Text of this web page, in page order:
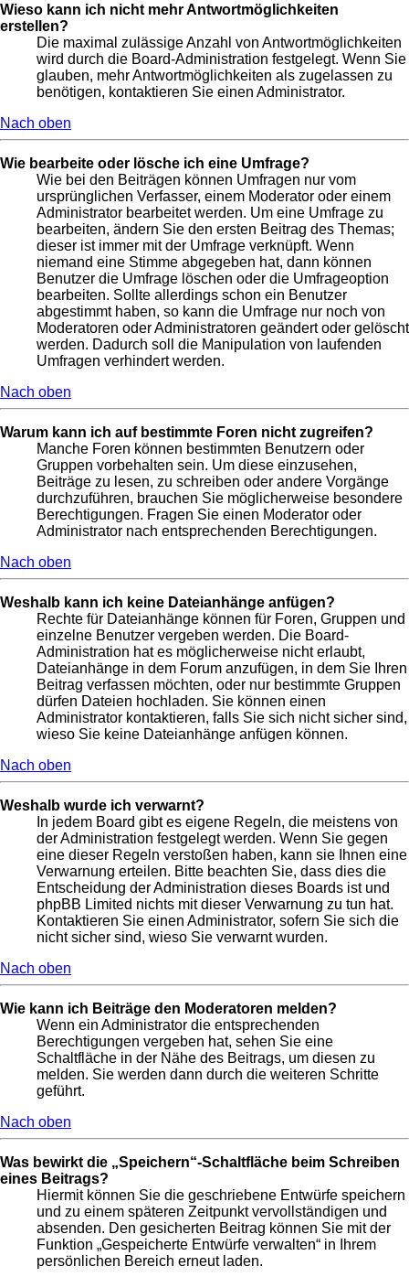
Wieso kann ich nicht mehr Antwortmöglichkeiten
erstellen?
Die maximal zulässige Anzahl von Antwortmöglichkeiten
wird durch die Board-Administration festgelegt. Wenn Sie
glauben, mehr Antwortmöglichkeiten als zugelassen zu
benötigen, kontaktieren Sie einen Administrator.
Nach oben
Wie bearbeite oder lösche ich eine Umfrage?
Wie bei den Beiträgen können Umfragen nur vom
ursprünglichen Verfasser, einem Moderator oder einem
Administrator bearbeitet werden. Um eine Umfrage zu
bearbeiten, ändern Sie den ersten Beitrag des Themas;
dieser ist immer mit der Umfrage verknüpft. Wenn
niemand eine Stimme abgegeben hat, dann können
Benutzer die Umfrage löschen oder die Umfrageoption
bearbeiten. Sollte allerdings schon ein Benutzer
abgestimmt haben, so kann die Umfrage nur noch von
Moderatoren oder Administratoren geändert oder gelöscht
werden. Dadurch soll die Manipulation von laufenden
Umfragen verhindert werden.
Nach oben
Warum kann ich auf bestimmte Foren nicht zugreifen?
Manche Foren können bestimmten Benutzern oder
Gruppen vorbehalten sein. Um diese einzusehen,
Beiträge zu lesen, zu schreiben oder andere Vorgänge
durchzuführen, brauchen Sie möglicherweise besondere
Berechtigungen. Fragen Sie einen Moderator oder
Administrator nach entsprechenden Berechtigungen.
Nach oben
Weshalb kann ich keine Dateianhänge anfügen?
Rechte für Dateianhänge können für Foren, Gruppen und
einzelne Benutzer vergeben werden. Die Board-
Administration hat es möglicherweise nicht erlaubt,
Dateianhänge in dem Forum anzufügen, in dem Sie Ihren
Beitrag verfassen möchten, oder nur bestimmte Gruppen
dürfen Dateien hochladen. Sie können einen
Administrator kontaktieren, falls Sie sich nicht sicher sind,
wieso Sie keine Dateianhänge anfügen können.
Nach oben
Weshalb wurde ich verwarnt?
In jedem Board gibt es eigene Regeln, die meistens von
der Administration festgelegt werden. Wenn Sie gegen
eine dieser Regeln verstoßen haben, kann sie Ihnen eine
Verwarnung erteilen. Bitte beachten Sie, dass dies die
Entscheidung der Administration dieses Boards ist und
phpBB Limited nichts mit dieser Verwarnung zu tun hat.
Kontaktieren Sie einen Administrator, sofern Sie sich die
nicht sicher sind, wieso Sie verwarnt wurden.
Nach oben
Wie kann ich Beiträge den Moderatoren melden?
Wenn ein Administrator die entsprechenden
Berechtigungen vergeben hat, sehen Sie eine
Schaltfläche in der Nähe des Beitrags, um diesen zu
melden. Sie werden dann durch die weiteren Schritte
geführt.
Nach oben
Was bewirkt die „Speichern“-Schaltfläche beim Schreiben
eines Beitrags?
Hiermit können Sie die geschriebene Entwürfe speichern
und zu einem späteren Zeitpunkt vervollständigen und
absenden. Den gesicherten Beitrag können Sie mit der
Funktion „Gespeicherte Entwürfe verwalten“ in Ihrem
persönlichen Bereich erneut laden.